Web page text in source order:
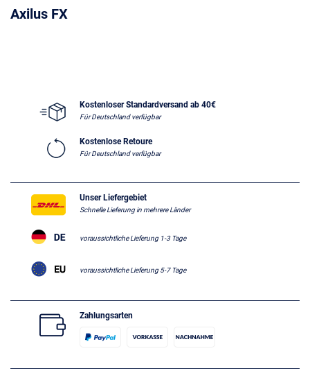
Axilus FX
Kostenloser Standardversand ab 40€
Für Deutschland verfügbar
Kostenlose Retoure
Für Deutschland verfügbar
Unser Liefergebiet
Schnelle Lieferung in mehrere Länder
voraussichtliche Lieferung 1-3 Tage
voraussichtliche Lieferung 5-7 Tage
Zahlungsarten